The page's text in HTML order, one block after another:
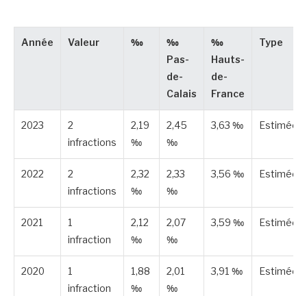
Année Valeur ‰
‰
Pas-
de-
Calais
‰
Hauts-
de-
France
Type
2023
2
infractions
2,19
‰
2,45
‰
3,63 ‰ Estimée
2022
2
infractions
2,32
‰
2,33
‰
3,56 ‰ Estimée
2021
1
infraction
2,12
‰
2,07
‰
3,59 ‰ Estimée
2020
1
infraction
1,88
‰
2,01
‰
3,91 ‰ Estimée